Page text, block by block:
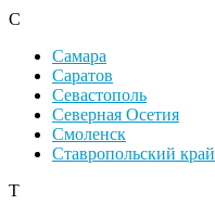
С
Самара
Саратов
Севастополь
Северная Осетия
Смоленск
Ставропольский край
Т